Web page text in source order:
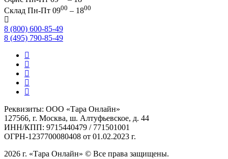
Склад Пн-Пт 0900 – 1800
8 (800) 600-85-49
8 (495) 790-85-49
Реквизиты: ООО «Тара Онлайн»
127566, г. Москва, ш. Алтуфьевское, д. 44
ИНН/КПП: 9715440479 / 771501001
ОГРН-1237700080408 от 01.02.2023 г.
2026 г. «Тара Онлайн» © Все права защищены.